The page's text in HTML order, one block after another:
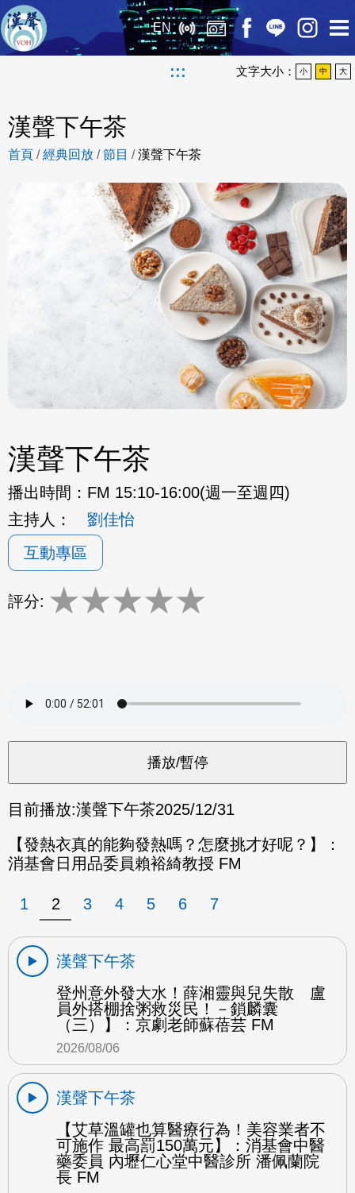
EN
::: 文字大小： 小 中 大
漢聲下午茶
首頁 /經典回放 /節目 /漢聲下午茶
漢聲下午茶
播出時間： FM 15:10-16:00(週一至週四)
主持人：
劉佳怡
互動專區
評分: ★★★★★
目前播放:漢聲下午茶2025/12/31
【發熱衣真的能夠發熱嗎？怎麼挑才好呢？】：
消基會日用品委員賴裕綺教授 FM
1 2 3 4 5 6 7
漢聲下午茶
登州意外發大水！薛湘靈與兒失散 盧
員外搭棚捨粥救災民！－鎖麟囊
（三）】：京劇老師蘇蓓芸 FM
2026/08/06
漢聲下午茶
【艾草溫罐也算醫療行為！美容業者不
可施作 最高罰150萬元】：消基會中醫
藥委員 內壢仁心堂中醫診所 潘佩蘭院
長 FM